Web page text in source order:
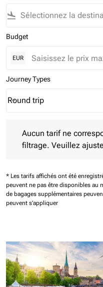
flight_land
Budget
EUR
Journey Types
Journey Types option
Round trip
keyboard_arrow_down
Aucun tarif ne
filtrage. Veuillez
* Les tarifs affichés ont été
peuvent ne pas être disponibles au
de bagages supplémentaires
peuvent s'appliquer